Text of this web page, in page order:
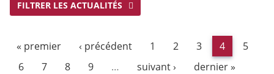
FILTRER LES ACTUALITÉS
« premier ‹ précédent 1 2 3 4
5
6
7 8 9 … suivant › dernier »